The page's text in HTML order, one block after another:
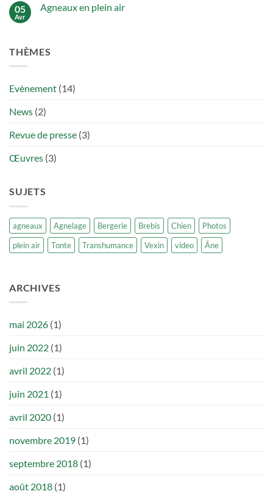
tonte
!
Echographies
05
Avr
Agneaux en plein air
en
THÈMES
Evènement (14)
News (2)
Revue de presse (3)
Œuvres (3)
SUJETS
agneaux Agnelage Bergerie Brebis Chien
Photos
plein air
Tonte Transhumance Vexin video Âne
ARCHIVES
mai 2026 (1)
juin 2022 (1)
avril 2022 (1)
juin 2021 (1)
avril 2020 (1)
novembre 2019 (1)
septembre 2018 (1)
août 2018 (1)